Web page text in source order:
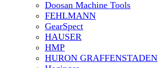
Doosan Machine Tools
FEHLMANN
GearSpect
HAUSER
HMP
HURON GRAFFENSTADEN